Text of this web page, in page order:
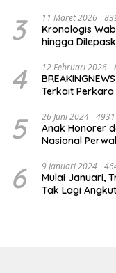
3 11 Maret 2026
Kronologis
hingga
4 12 Februari 2026
Terkait Perkara
5 26 Juni 2024
Anak Honorer
Nasional
6 9 Januari 2024
Mulai Januari,
Tak Lagi